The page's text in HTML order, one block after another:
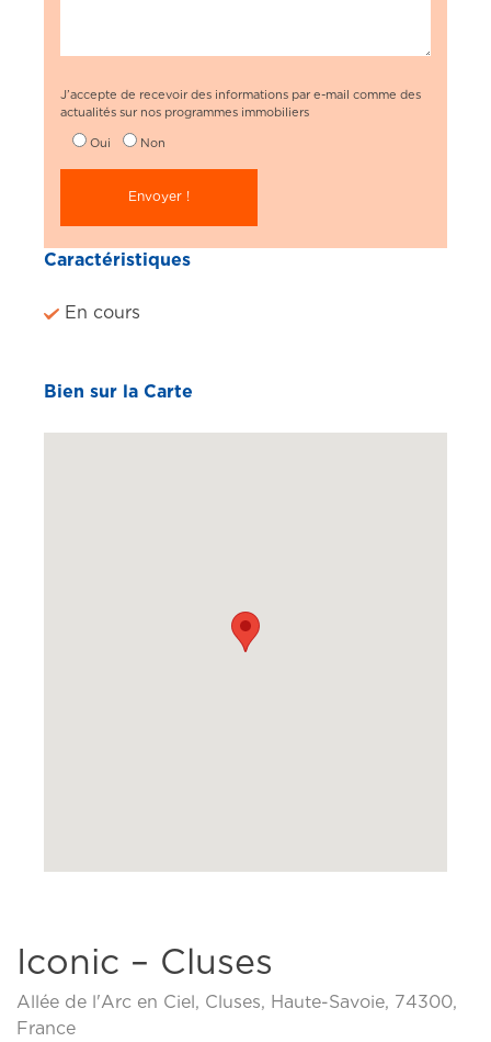
J’accepte de recevoir des informations par e-mail comme des
actualités sur nos programmes immobiliers
Oui Non
Caractéristiques
En cours
Bien sur la Carte
Iconic – Cluses
Allée de l'Arc en Ciel, Cluses, Haute-Savoie, 74300,
France